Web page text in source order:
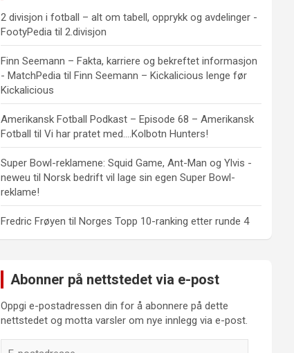
2 divisjon i fotball – alt om tabell, opprykk og avdelinger -
FootyPedia til2.divisjon
Finn Seemann – Fakta, karriere og bekreftet informasjon
- MatchPedia tilFinn Seemann – Kickalicious lenge før
Kickalicious
Amerikansk Fotball Podkast – Episode 68 – Amerikansk
Fotball tilVi har pratet med….Kolbotn Hunters!
Super Bowl-reklamene: Squid Game, Ant-Man og Ylvis -
neweu tilNorsk bedrift vil lage sin egen Super Bowl-
reklame!
Fredric Frøyen tilNorges Topp 10-ranking etter runde 4
Abonner på nettstedet via e-post
Oppgi e-postadressen din for å abonnere på dette
nettstedet og motta varsler om nye innlegg via e-post.